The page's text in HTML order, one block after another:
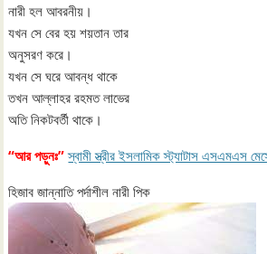
নারী হল আবরনীয়।
যখন সে বের হয় শয়তান তার
অনুসরণ করে।
যখন সে ঘরে আবন্ধ থাকে
তখন আল্লাহর রহমত লাভের
অতি নিকটবর্তী থাকে।
“আর পড়ুনঃ” স্বামী স্ত্রীর ইসলামিক স্ট্যাটাস এসএমএস
হিজাব জান্নাতি পর্দাশীল নারী পিক